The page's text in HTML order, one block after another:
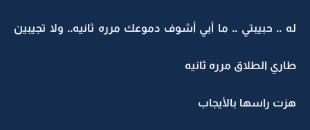
له .. حبيبتي .. ما أبي أشوف دموعك مرره ثانيه.. ولا تجيبين
طاري الطلاق مرره ثانيه
هزت راسها بالأيجاب